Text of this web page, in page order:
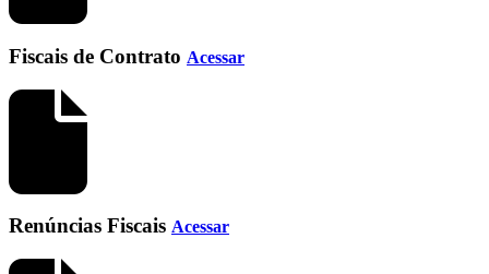
Fiscais de Contrato Acessar
Renúncias Fiscais Acessar